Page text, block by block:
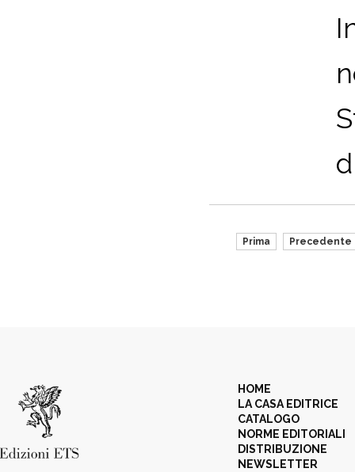
Prima Precedente
HOME
LA CASA EDITRICE
CATALOGO
NORME EDITORIALI
DISTRIBUZIONE
NEWSLETTER